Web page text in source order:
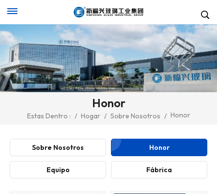
Honor
Estas Dentro : / Hogar / Sobre Nosotros / Honor
Sobre Nosotros Honor
Equipo Fábrica